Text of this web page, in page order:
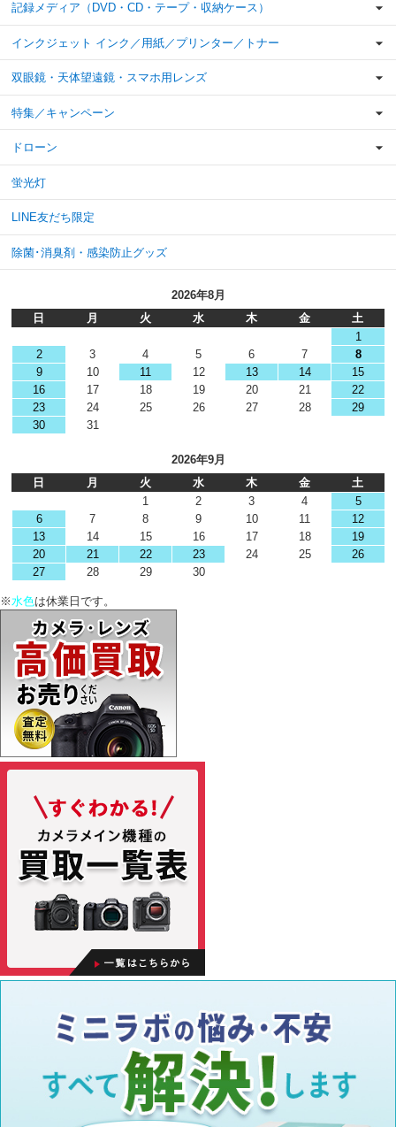
記録メディア（DVD・CD・テープ・収納ケース）
インクジェット インク／用紙／プリンター／トナー
双眼鏡・天体望遠鏡・スマホ用レンズ
特集／キャンペーン
ドローン
蛍光灯
LINE友だち限定
除菌･消臭剤・感染防止グッズ
2026年8月
日
月 火 水 木 金
土
1
2
3 4 5 6 7
8
9
10 11 12 13 14
15
16
17 18 19 20 21
22
23
24 25 26 27 28
29
30
31
2026年9月
日
月 火 水 木 金
土
1
2 3 4
5
6
7 8 9 10 11
12
13
14 15 16 17 18
19
20
21 22 23 24 25
26
27
28 29 30
※水色は休業日です。